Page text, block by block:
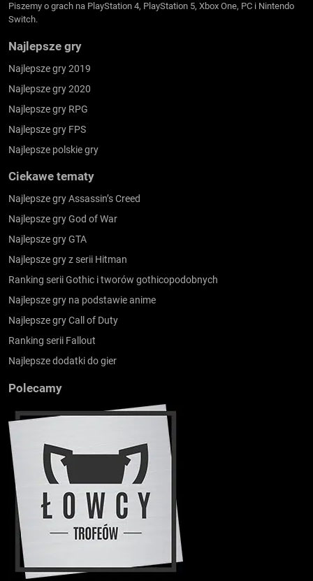
Piszemy o grach na PlayStation 4, PlayStation 5, Xbox One, PC i Nintendo
Switch.
Najlepsze gry
Najlepsze gry 2019
Najlepsze gry 2020
Najlepsze gry RPG
Najlepsze gry FPS
Najlepsze polskie gry
Ciekawe tematy
Najlepsze gry Assassin’s Creed
Najlepsze gry God of War
Najlepsze gry GTA
Najlepsze gry z serii Hitman
Ranking serii Gothic i tworów gothicopodobnych
Najlepsze gry na podstawie anime
Najlepsze gry Call of Duty
Ranking serii Fallout
Najlepsze dodatki do gier
Polecamy